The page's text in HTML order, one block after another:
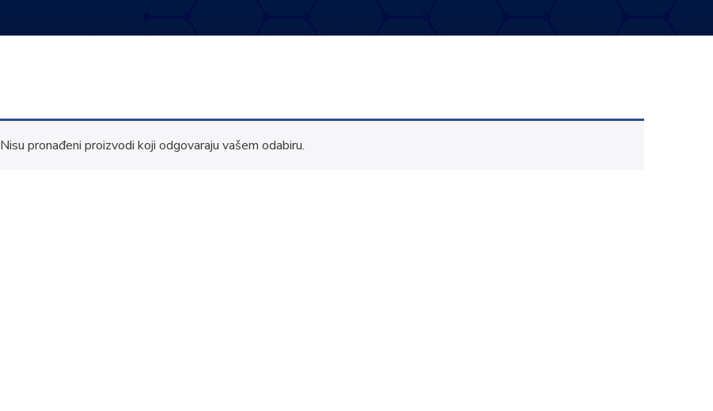
Nisu pronađeni proizvodi koji odgovaraju vašem odabiru.